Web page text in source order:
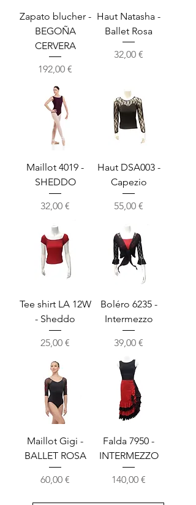
Zapato blucher -
BEGOÑA
CERVERA
Precio
192,00 €
Haut Natasha -
Ballet Rosa
Precio
32,00 €
Maillot 4019 -
SHEDDO
Precio
32,00 €
Haut DSA003 -
Capezio
Precio
55,00 €
Tee shirt LA 12W
- Sheddo
Precio
25,00 €
Boléro 6235 -
Intermezzo
Precio
39,00 €
Maillot Gigi -
BALLET ROSA
Precio
60,00 €
Falda 7950 -
INTERMEZZO
Precio
140,00 €